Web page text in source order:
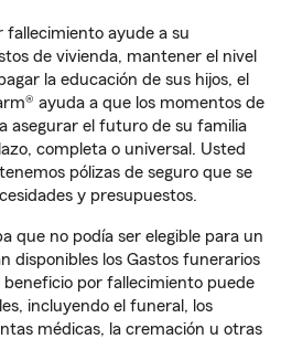
fallecimiento ayude a su
de vivienda, mantener el nivel
la educación de sus hijos, el
ayuda a que los momentos de
asegurar el futuro de su familia
completa o universal. Usted
pólizas de seguro que se
y presupuestos.
que no podía ser elegible para un
disponibles los Gastos funerarios
beneficio por fallecimiento puede
incluyendo el funeral, los
médicas, la cremación u otras